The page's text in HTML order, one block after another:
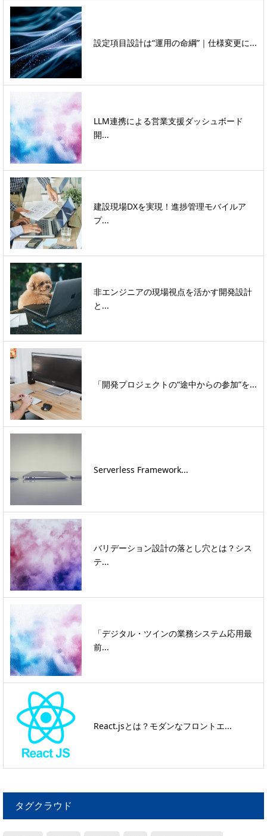
設定項目設計は“運用の命綱”｜仕様変更に...
LLM連携による営業支援ダッシュボード
開...
建設現場DXを実現！進捗管理モバイルア
プ...
非エンジニアの現場視点を活かす開発設計
と...
「開発プロジェクトの“途中からの参加”を...
Serverless Framework...
バリデーション設計の落とし穴とは？シス
テ...
「デジタル・ツインの業務システム応用最
前...
React.jsとは？モダンなフロントエ...
タグクラウド